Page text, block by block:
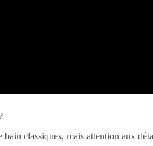
classiques, mais attention aux